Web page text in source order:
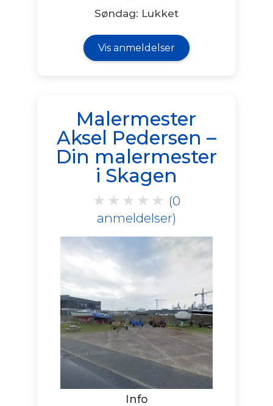
Søndag: Lukket
Vis anmeldelser
Malermester
Aksel Pedersen –
Din malermester
i Skagen
★ ★ ★ ★ ★ (0
anmeldelser)
Info